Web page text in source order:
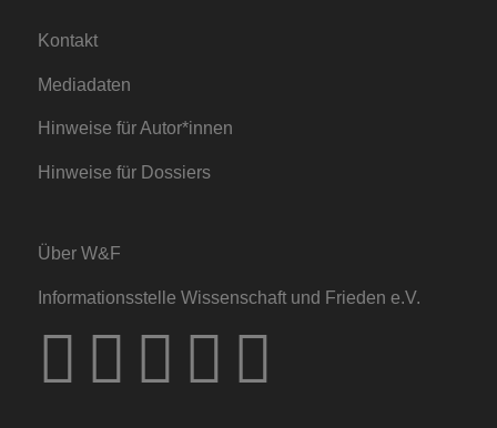
Kontakt
Mediadaten
Hinweise für Autor*innen
Hinweise für Dossiers
Über W&F
Informationsstelle Wissenschaft und Frieden e.V.